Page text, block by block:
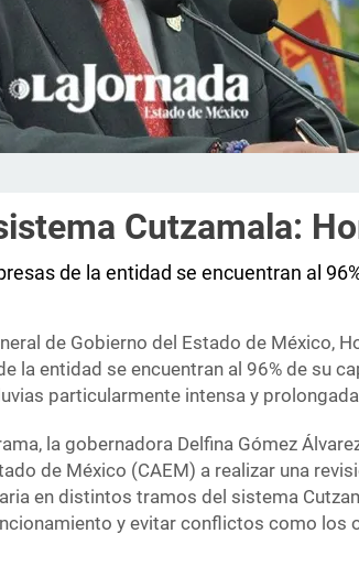
Cutzamala:
de la entidad se encuentran al
de Gobierno del Estado de México,
la entidad se encuentran al 96% de su
particularmente intensa y
la gobernadora Delfina Gómez
de México (CAEM) a realizar una
en distintos tramos del sistema
y evitar conflictos como los